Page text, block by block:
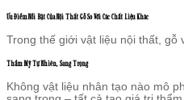
Ưu Điểm Nổi Bật Của Nội Thất Gỗ So Với Các Chất Liệu Khác
Trong thế giới vật liệu nội thất,
Thẩm Mỹ Tự Nhiên, Sang Trọng
Không vật liệu nhân tạo nào mô